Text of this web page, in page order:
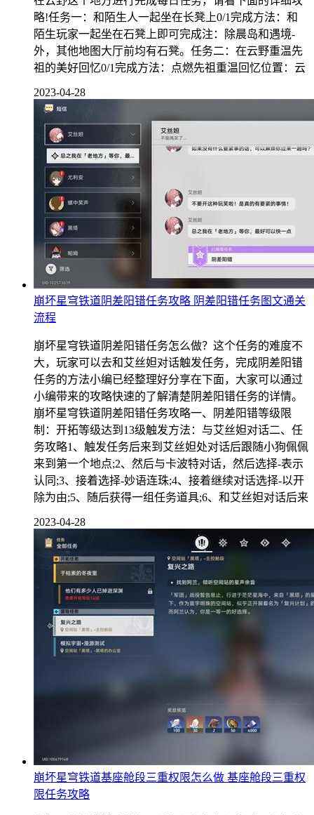
略!任务一：和陌生人一起坐在长凳上0/1完成方法：和
陌生玩家一起坐在石凳上即可完成注：除晨岛和遇境-
外，其他地图大厅前均有石凳。任务二：在云野重温先
祖的美好回忆0/1完成方法：点燃先祖重温回忆位置：云
2023-04-28
崩坏星穹铁道阴差阳错任务攻略 阴差阳错任务图文通关
流程
崩坏星穹铁道阴差阳错任务怎么做？这个任务的难度不
大，玩家可以去和艾丝妲对话触发任务，完成阴差阳错
任务的方法小编已经整理好分享在下面，大家可以通过
小编带来的攻略快速的了解清楚阴差阳错任务的详情。
崩坏星穹铁道阴差阳错任务攻略一、阴差阳错等级限
制：开拓等级达到13级触发方法：与艾丝妲对话二、任
务攻略1、触发任务后来到艾丝妲处对话后跟随小狗佩佩
来到第一个地点;2、然后与卡波特对话，然后选择-表示
认同;3、接着选择-妙语连珠;4、接着继续对话选择-以开
除为由;5、随后获得一组任务道具;6、和艾丝妲对话后来
2023-04-28
崩坏星穹铁道基座舱段三重权限怎么做 基座舱段三重权
限任务攻略